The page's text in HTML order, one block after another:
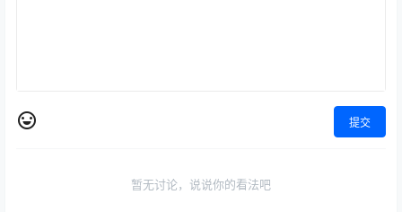
提交
暂无讨论，说说你的看法吧